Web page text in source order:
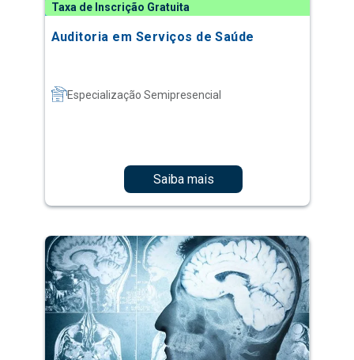
Taxa de Inscrição Gratuita
Auditoria em Serviços de Saúde
Especialização Semipresencial
Saiba mais